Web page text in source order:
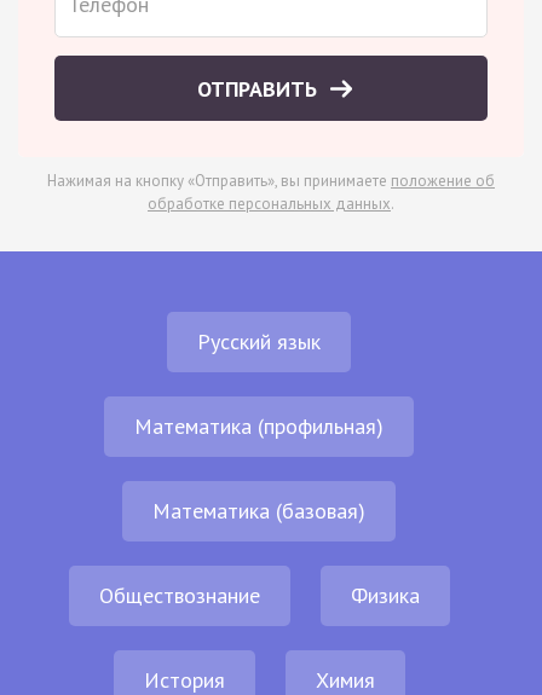
ОТПРАВИТЬ
Нажимая на кнопку «Отправить», вы принимаете положение об
обработке персональных данных.
Русский язык
Математика (профильная)
Математика (базовая)
Обществознание Физика
История Химия